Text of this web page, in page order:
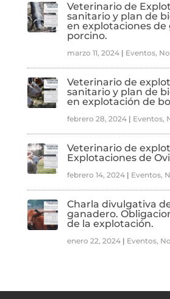
Veterinario de
sanitario y plan de
en explotaciones de
porcino.
marzo 11, 2024| Eventos,
Veterinario de
sanitario y plan de
en explotación de
febrero 28, 2024| Eventos,
Veterinario de
Explotaciones de
febrero 14, 2024| Eventos,
Charla divulgativa
ganadero.
de la explotación.
enero 22, 2024| Eventos,